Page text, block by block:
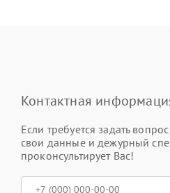
Контактная
Если требуется задать
свои данные и дежурный
проконсультирует Вас!